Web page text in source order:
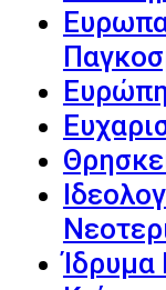
Ευρώπη